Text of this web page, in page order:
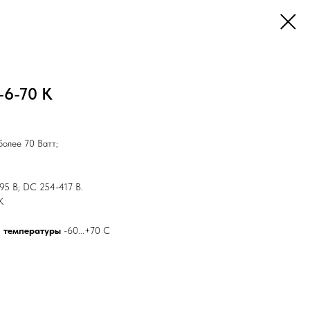
6-70 K
70 Ватт;
В; DC 254-417 В.
-60...+70 С